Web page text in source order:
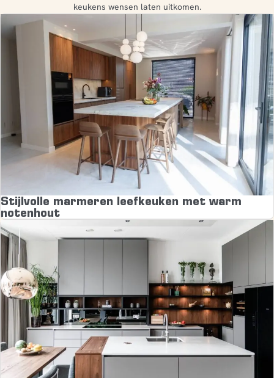
keukens wensen laten uitkomen.
Stijlvolle marmeren leefkeuken met warm
notenhout